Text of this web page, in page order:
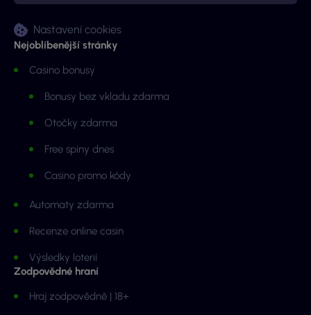
Nastavení cookies
Nejoblíbenější stránky
Casino bonusy
Bonusy bez vkladu zdarma
Otočky zdarma
Free spiny dnes
Casino promo kódy
Automaty zdarma
Recenze online casin
Výsledky loterií
Zodpovědné hraní
Hraj zodpovědně | 18+